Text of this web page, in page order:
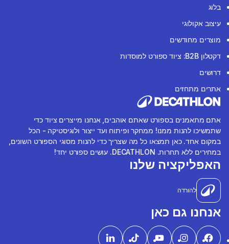
בלוג
עיצוב אקולוגי
מוצרים מחודשים
דקטלון B2B: ציוד ספורט למוסדות
דרושים
אתרים מתחזים
אתם מתאמנים בספורט שאתם אוהבים, אנחנו מייצרים ציוד כדי
שתמשיכו להנות ממנו! ממחקר ופיתוח ועד ייצור ולוגיסטיקה - הכל
במקום אחד. כאן תמצאו כל מה שצריך כדי להנות מסוגי הספורט השונים,
במחירים ללא תחרות. DECATHLON. עושים ספורט יחד!
האפליקציה שלנו
להורדה
אנחנו גם כאן